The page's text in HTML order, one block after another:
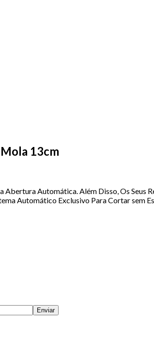
13cm
Abertura Automática. Além Disso, Os Seus
Automático Exclusivo Para Cortar sem
Enviar